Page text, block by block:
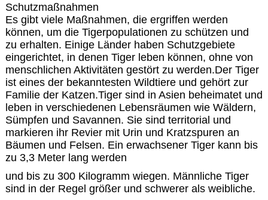
Schutzmaßnahmen
Es gibt viele Maßnahmen, die ergriffen werden
können, um die Tigerpopulationen zu schützen und
zu erhalten. Einige Länder haben Schutzgebiete
eingerichtet, in denen Tiger leben können, ohne von
menschlichen Aktivitäten gestört zu werden.Der Tiger
ist eines der bekanntesten Wildtiere und gehört zur
Familie der Katzen.Tiger sind in Asien beheimatet und
leben in verschiedenen Lebensräumen wie Wäldern,
Sümpfen und Savannen. Sie sind territorial und
markieren ihr Revier mit Urin und Kratzspuren an
Bäumen und Felsen. Ein erwachsener Tiger kann bis
zu 3,3 Meter lang werden
und bis zu 300 Kilogramm wiegen. Männliche Tiger
sind in der Regel größer und schwerer als weibliche.